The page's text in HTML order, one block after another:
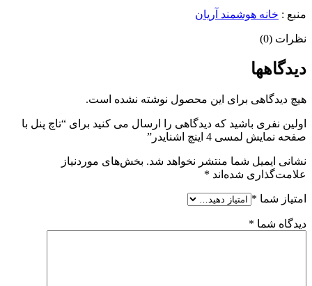
منبع : خانه هوشمند آریان
نظرات (0)
دیدگاهها
هیچ دیدگاهی برای این محصول نوشته نشده است.
اولین نفری باشید که دیدگاهی را ارسال می کنید برای “تاچ پنل با
صفحه نمایش لمسی 4 اینچ اشنایدر”
نشانی ایمیل شما منتشر نخواهد شد. بخش‌های موردنیاز
علامت‌گذاری شده‌اند *
امتیاز شما *
دیدگاه شما *